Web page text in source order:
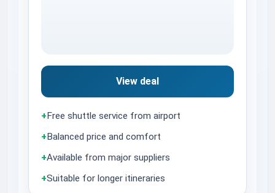
View deal
+Free shuttle service from airport
+Balanced price and comfort
+Available from major suppliers
+Suitable for longer itineraries